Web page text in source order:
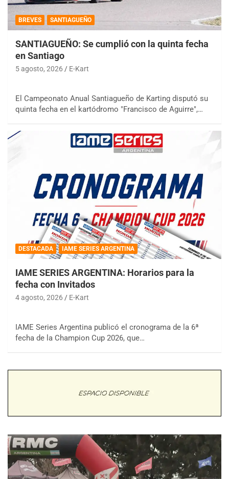
BREVES SANTIAGUEÑO
SANTIAGUEÑO: Se cumplió con la quinta fecha
en Santiago
5 agosto, 2026 E-Kart
El Campeonato Anual Santiagueño de Karting disputó su
quinta fecha en el kartódromo "Francisco de Aguirre",…
DESTACADA IAME SERIES ARGENTINA
IAME SERIES ARGENTINA: Horarios para la
fecha con Invitados
4 agosto, 2026 E-Kart
IAME Series Argentina publicó el cronograma de la 6ª
fecha de la Champion Cup 2026, que…